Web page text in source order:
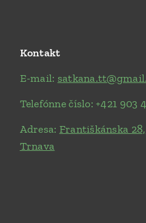
Kontakt
E-mail:
Telefónne číslo: +421 903
Adresa: Františkánska 28,
Trnava